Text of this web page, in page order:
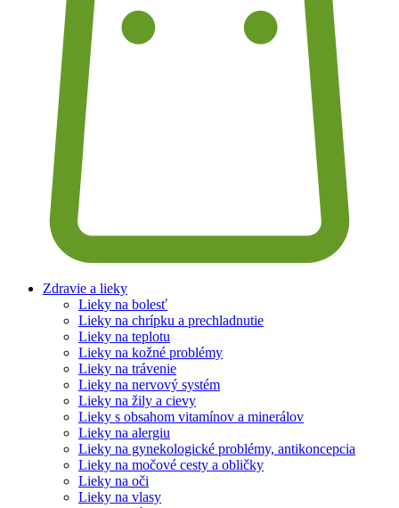
Zdravie a lieky
Lieky na bolesť
Lieky na chrípku a prechladnutie
Lieky na teplotu
Lieky na kožné problémy
Lieky na trávenie
Lieky na nervový systém
Lieky na žily a cievy
Lieky s obsahom vitamínov a minerálov
Lieky na alergiu
Lieky na gynekologické problémy, antikoncepcia
Lieky na močové cesty a obličky
Lieky na oči
Lieky na vlasy